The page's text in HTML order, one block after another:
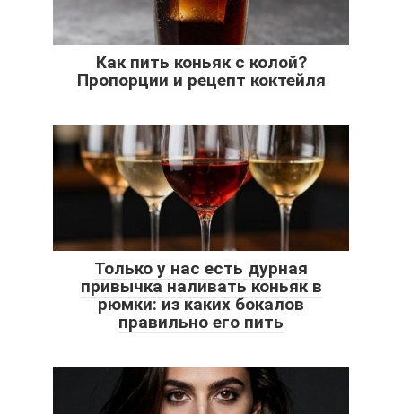
Как пить коньяк с колой?
Пропорции и рецепт коктейля
Только у нас есть дурная
привычка наливать коньяк в
рюмки: из каких бокалов
правильно его пить